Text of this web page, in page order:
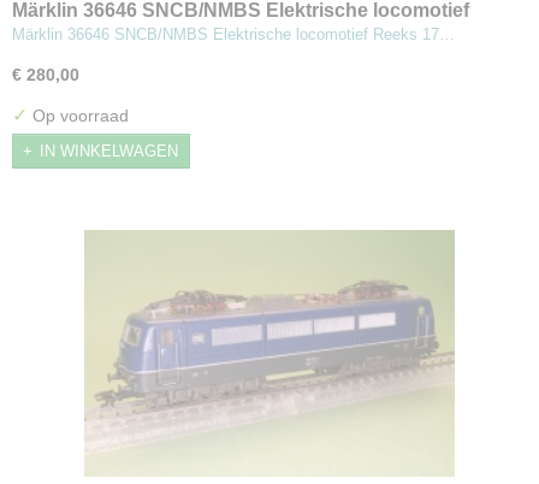
Märklin 36646 SNCB/NMBS Elektrische locomotief
Reeks 17
Märklin 36646 SNCB/NMBS Elektrische locomotief Reeks 17…
€ 280,00
✓ Op voorraad
IN WINKELWAGEN